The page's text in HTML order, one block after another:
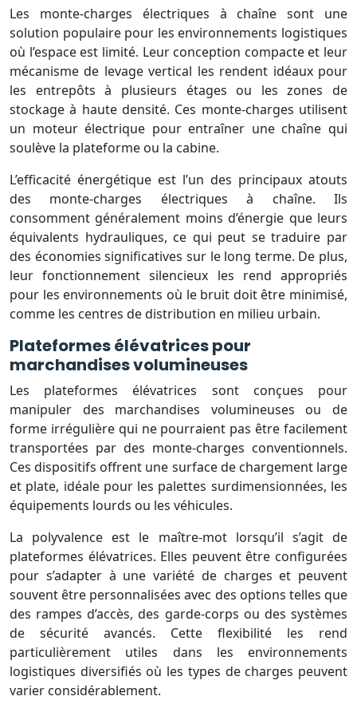
Les monte-charges électriques à chaîne sont une
solution populaire pour les environnements logistiques
où l’espace est limité. Leur conception compacte et leur
mécanisme de levage vertical les rendent idéaux pour
les entrepôts à plusieurs étages ou les zones de
stockage à haute densité. Ces monte-charges utilisent
un moteur électrique pour entraîner une chaîne qui
soulève la plateforme ou la cabine.
L’efficacité énergétique est l’un des principaux atouts
des monte-charges électriques à chaîne. Ils
consomment généralement moins d’énergie que leurs
équivalents hydrauliques, ce qui peut se traduire par
des économies significatives sur le long terme. De plus,
leur fonctionnement silencieux les rend appropriés
pour les environnements où le bruit doit être minimisé,
comme les centres de distribution en milieu urbain.
Plateformes élévatrices pour
marchandises volumineuses
Les plateformes élévatrices sont conçues pour
manipuler des marchandises volumineuses ou de
forme irrégulière qui ne pourraient pas être facilement
transportées par des monte-charges conventionnels.
Ces dispositifs offrent une surface de chargement large
et plate, idéale pour les palettes surdimensionnées, les
équipements lourds ou les véhicules.
La polyvalence est le maître-mot lorsqu’il s’agit de
plateformes élévatrices. Elles peuvent être configurées
pour s’adapter à une variété de charges et peuvent
souvent être personnalisées avec des options telles que
des rampes d’accès, des garde-corps ou des systèmes
de sécurité avancés. Cette flexibilité les rend
particulièrement utiles dans les environnements
logistiques diversifiés où les types de charges peuvent
varier considérablement.